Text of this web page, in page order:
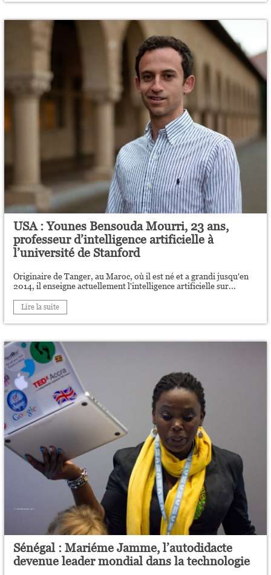
USA : Younes Bensouda Mourri, 23 ans,
professeur d’intelligence artificielle à
l’université de Stanford
Originaire de Tanger, au Maroc, où il est né et a grandi jusqu'en
2014, il enseigne actuellement l'intelligence artificielle sur...
Lire la suite
Sénégal : Mariéme Jamme, l’autodidacte
devenue leader mondial dans la technologie